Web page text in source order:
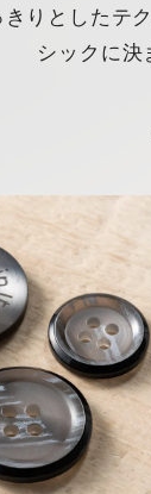
きりとしたテ
シックに